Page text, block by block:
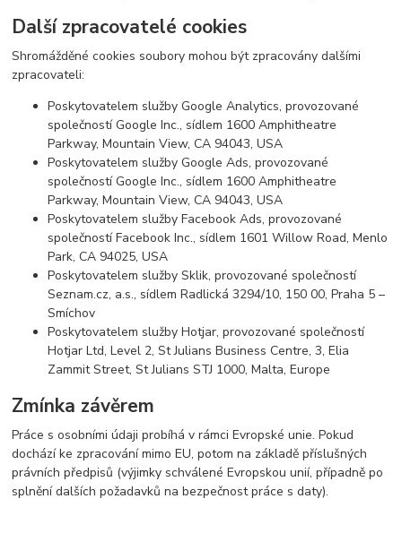
Další zpracovatelé cookies
Shromážděné cookies soubory mohou být zpracovány dalšími
zpracovateli:
Poskytovatelem služby Google Analytics, provozované
společností Google Inc., sídlem 1600 Amphitheatre
Parkway, Mountain View, CA 94043, USA
Poskytovatelem služby Google Ads, provozované
společností Google Inc., sídlem 1600 Amphitheatre
Parkway, Mountain View, CA 94043, USA
Poskytovatelem služby Facebook Ads, provozované
společností Facebook Inc., sídlem 1601 Willow Road, Menlo
Park, CA 94025, USA
Poskytovatelem služby Sklik, provozované společností
Seznam.cz, a.s., sídlem Radlická 3294/10, 150 00, Praha 5 –
Smíchov
Poskytovatelem služby Hotjar, provozované společností
Hotjar Ltd, Level 2, St Julians Business Centre, 3, Elia
Zammit Street, St Julians STJ 1000, Malta, Europe
Zmínka závěrem
Práce s osobními údaji probíhá v rámci Evropské unie. Pokud
dochází ke zpracování mimo EU, potom na základě příslušných
právních předpisů (výjimky schválené Evropskou unií, případně po
splnění dalších požadavků na bezpečnost práce s daty).